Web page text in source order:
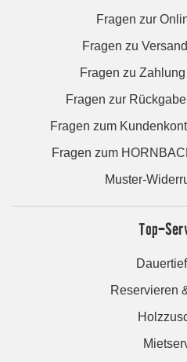
Fragen zur
Fragen zu
Fragen zu
Fragen zur
Fragen zum
Fragen zum
Muster-
Top-
Reservieren